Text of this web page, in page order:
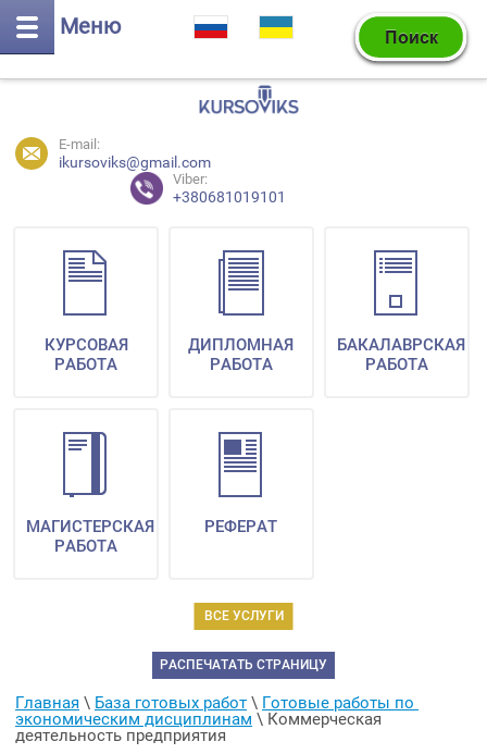
Меню
E-mail:
ikursoviks@gmail.com
Viber:
+380681019101
ВСЕ УСЛУГИ
КУРСОВАЯ
РАБОТА
ДИПЛОМНАЯ
РАБОТА
БАКАЛАВРСКАЯ
РАБОТА
МАГИСТЕРСКАЯ
РАБОТА
РЕФЕРАТ
РАСПЕЧАТАТЬ СТРАНИЦУ
Главная \ База готовых работ \ Готовые работы по
экономическим дисциплинам \ Коммерческая
деятельность предприятия